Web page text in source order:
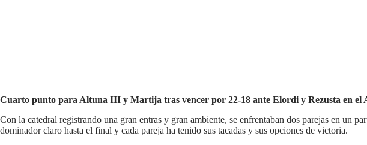
Cuarto punto para Altuna III y Martija tras vencer por 22-18 ante Elordi y Rezusta en el
Con la catedral registrando una gran entras y gran ambiente, se enfrentaban dos parejas en
dominador claro hasta el final y cada pareja ha tenido sus tacadas y sus opciones de victoria.